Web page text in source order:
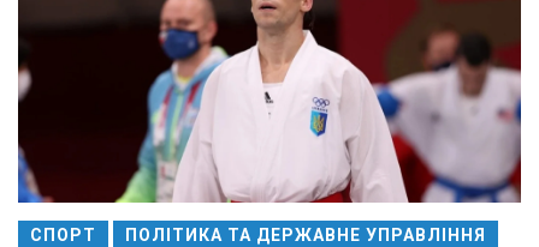
СПОРТ ПОЛІТИКА ТА ДЕРЖАВНЕ УПРАВЛІННЯ